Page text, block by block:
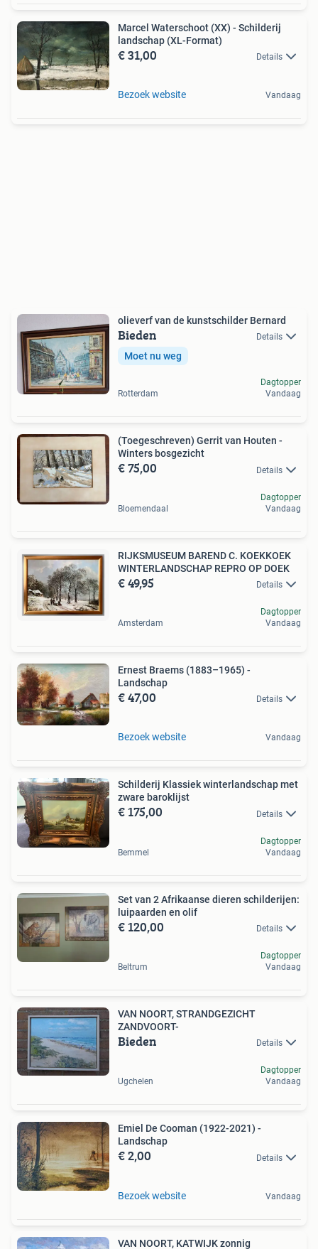
Marcel Waterschoot (XX) - Schilderij
landschap (XL-Format)
€ 31,00 Details
Bezoek website Vandaag
olieverf van de kunstschilder Bernard
Bieden Details
Moet nu weg
Rotterdam
Dagtopper
Vandaag
(Toegeschreven) Gerrit van Houten -
Winters bosgezicht
€ 75,00 Details
Bloemendaal
Dagtopper
Vandaag
RIJKSMUSEUM BAREND C. KOEKKOEK
WINTERLANDSCHAP REPRO OP DOEK
€ 49,95 Details
Amsterdam
Dagtopper
Vandaag
Ernest Braems (1883–1965) -
Landschap
€ 47,00 Details
Bezoek website Vandaag
Schilderij Klassiek winterlandschap met
zware baroklijst
€ 175,00 Details
Bemmel
Dagtopper
Vandaag
Set van 2 Afrikaanse dieren schilderijen:
luipaarden en olif
€ 120,00 Details
Beltrum
Dagtopper
Vandaag
VAN NOORT, STRANDGEZICHT
ZANDVOORT-
Bieden Details
Ugchelen
Dagtopper
Vandaag
Emiel De Cooman (1922-2021) -
Landschap
€ 2,00 Details
Bezoek website Vandaag
VAN NOORT, KATWIJK zonnig